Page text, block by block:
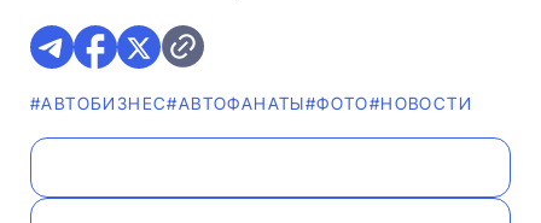
#AВТОБИЗНЕС#AВТОФАНАТЫ#ФОТО#НОВОСТИ